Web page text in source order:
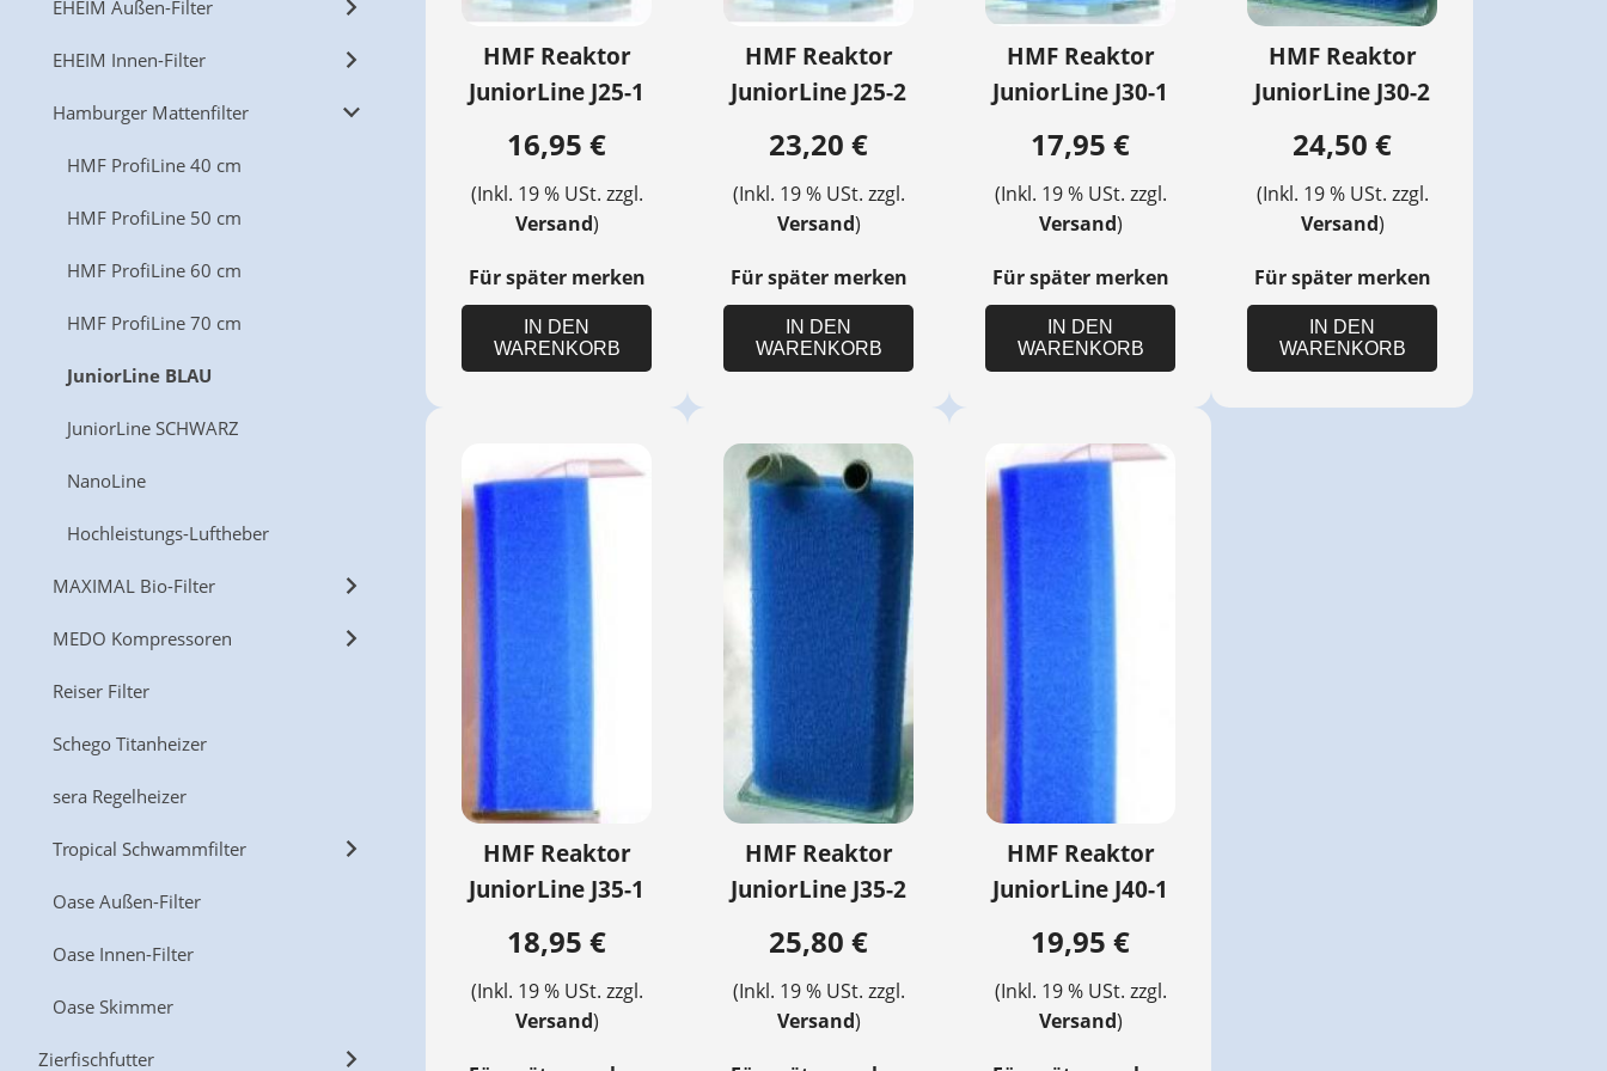
EHEIM Außen-Filter
EHEIM Innen-Filter
Hamburger Mattenfilter
HMF ProfiLine 40 cm
HMF ProfiLine 50 cm
HMF ProfiLine 60 cm
HMF ProfiLine 70 cm
JuniorLine BLAU
JuniorLine SCHWARZ
NanoLine
Hochleistungs-Luftheber
MAXIMAL Bio-Filter
MEDO Kompressoren
Reiser Filter
Schego Titanheizer
sera Regelheizer
Tropical Schwammfilter
Oase Außen-Filter
Oase Innen-Filter
Oase Skimmer
Zierfischfutter
HMF Reaktor
JuniorLine J25-1
16,95 €
(Inkl. 19 % USt. zzgl.
Versand)
Für später merken
IN DEN
WARENKORB
HMF Reaktor
JuniorLine J25-2
23,20 €
(Inkl. 19 % USt. zzgl.
Versand)
Für später merken
IN DEN
WARENKORB
HMF Reaktor
JuniorLine J30-1
17,95 €
(Inkl. 19 % USt. zzgl.
Versand)
Für später merken
IN DEN
WARENKORB
HMF Reaktor
JuniorLine J30-2
24,50 €
(Inkl. 19 % USt. zzgl.
Versand)
Für später merken
IN DEN
WARENKORB
HMF Reaktor
JuniorLine J35-1
18,95 €
(Inkl. 19 % USt. zzgl.
Versand)
HMF Reaktor
JuniorLine J35-2
25,80 €
(Inkl. 19 % USt. zzgl.
Versand)
HMF Reaktor
JuniorLine J40-1
19,95 €
(Inkl. 19 % USt. zzgl.
Versand)